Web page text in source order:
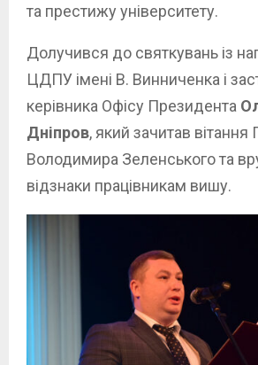
та престижу університету.
Долучився до святкувань із
ЦДПУ імені В. Винниченка і
керівника Офісу Президента
Дніпров, який зачитав
Володимира Зеленського та
відзнаки працівникам вишу.